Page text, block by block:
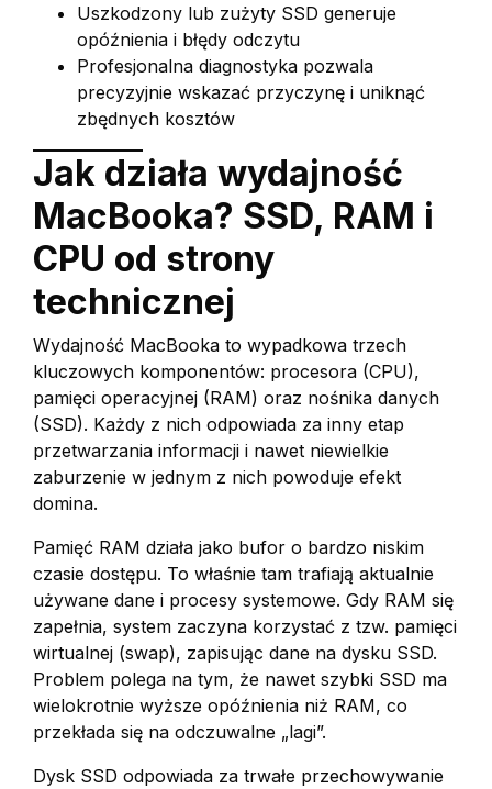
Uszkodzony lub zużyty SSD generuje
opóźnienia i błędy odczytu
Profesjonalna diagnostyka pozwala
precyzyjnie wskazać przyczynę i uniknąć
zbędnych kosztów
Jak działa wydajność
MacBooka? SSD, RAM i
CPU od strony
technicznej
Wydajność MacBooka to wypadkowa trzech
kluczowych komponentów: procesora (CPU),
pamięci operacyjnej (RAM) oraz nośnika danych
(SSD). Każdy z nich odpowiada za inny etap
przetwarzania informacji i nawet niewielkie
zaburzenie w jednym z nich powoduje efekt
domina.
Pamięć RAM działa jako bufor o bardzo niskim
czasie dostępu. To właśnie tam trafiają aktualnie
używane dane i procesy systemowe. Gdy RAM się
zapełnia, system zaczyna korzystać z tzw. pamięci
wirtualnej (swap), zapisując dane na dysku SSD.
Problem polega na tym, że nawet szybki SSD ma
wielokrotnie wyższe opóźnienia niż RAM, co
przekłada się na odczuwalne „lagi”.
Dysk SSD odpowiada za trwałe przechowywanie